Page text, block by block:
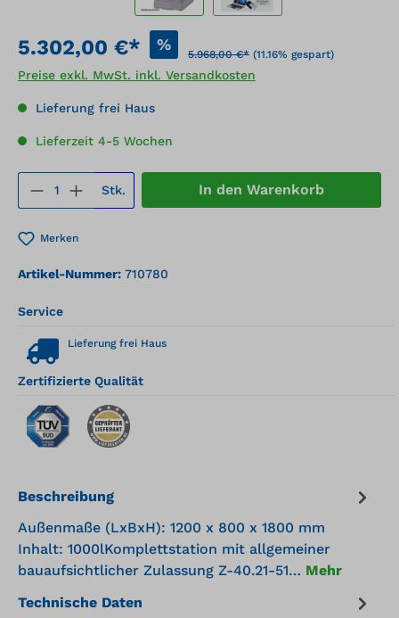
5.302,00 €* %
5.968,00 €* (11.16% gespart)
Preise exkl. MwSt. inkl. Versandkosten
Lieferung frei Haus
Lieferzeit 4-5 Wochen
Produkt Anzahl: Gib den
Stk. In den Warenkorb
Merken
Artikel-Nummer: 710780
Service
Lieferung frei Haus
Zertifizierte Qualität
Beschreibung
Außenmaße (LxBxH): 1200 x 800 x 1800 mm
Inhalt: 1000lKomplettstation mit allgemeiner
bauaufsichtlicher Zulassung Z-40.21-51… Mehr
Technische Daten